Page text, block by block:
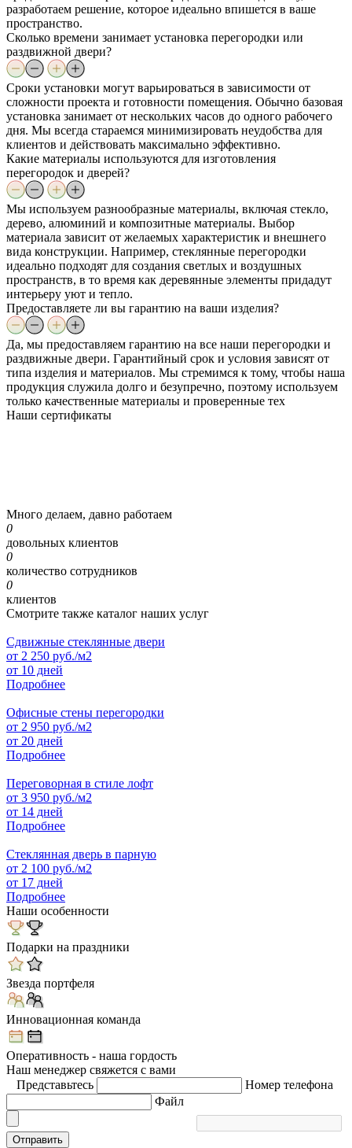
разработаем решение, которое идеально впишется в ваше
пространство.
Сколько времени занимает установка перегородки или
раздвижной двери?
Сроки установки могут варьироваться в зависимости от
сложности проекта и готовности помещения. Обычно базовая
установка занимает от нескольких часов до одного рабочего
дня. Мы всегда стараемся минимизировать неудобства для
клиентов и действовать максимально эффективно.
Какие материалы используются для изготовления
перегородок и дверей?
Мы используем разнообразные материалы, включая стекло,
дерево, алюминий и композитные материалы. Выбор
материала зависит от желаемых характеристик и внешнего
вида конструкции. Например, стеклянные перегородки
идеально подходят для создания светлых и воздушных
пространств, в то время как деревянные элементы придадут
интерьеру уют и тепло.
Предоставляете ли вы гарантию на ваши изделия?
Да, мы предоставляем гарантию на все наши перегородки и
раздвижные двери. Гарантийный срок и условия зависят от
типа изделия и материалов. Мы стремимся к тому, чтобы наша
продукция служила долго и безупречно, поэтому используем
только качественные материалы и проверенные тех
Наши сертификаты
Много делаем, давно работаем
0
довольных клиентов
0
количество сотрудников
0
клиентов
Смотрите также каталог наших услуг
Сдвижные стеклянные двери
от 2 250 руб./м2
от 10 дней
Подробнее
Офисные стены перегородки
от 2 950 руб./м2
от 20 дней
Подробнее
Переговорная в стиле лофт
от 3 950 руб./м2
от 14 дней
Подробнее
Стеклянная дверь в парную
от 2 100 руб./м2
от 17 дней
Подробнее
Наши особенности
Подарки на праздники
Звезда портфеля
Инновационная команда
Оперативность - наша гордость
Наш менеджер свяжется с вами
Представьтесь
Номер телефона
Файл
Отправить